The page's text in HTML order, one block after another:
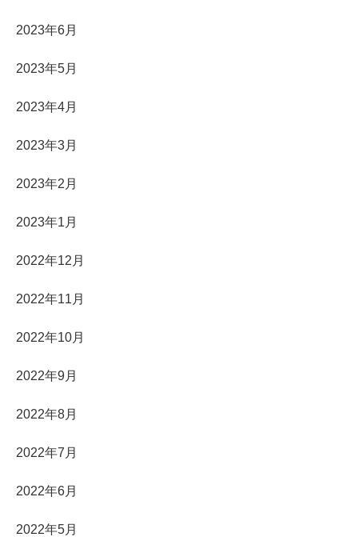
2023年6月
2023年5月
2023年4月
2023年3月
2023年2月
2023年1月
2022年12月
2022年11月
2022年10月
2022年9月
2022年8月
2022年7月
2022年6月
2022年5月